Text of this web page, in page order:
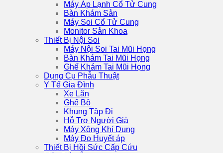
Máy Áp Lạnh Cổ Tử Cung
Bàn Khám Sản
Máy Soi Cổ Tử Cung
Monitor Sản Khoa
Thiết Bị Nội Soi
Máy Nội Soi Tai Mũi Họng
Bàn Khám Tai Mũi Họng
Ghế Khám Tai Mũi Họng
Dụng Cụ Phẫu Thuật
Y Tế Gia Đình
Xe Lăn
Ghế Bô
Khung Tập Đi
Hỗ Trợ Người Già
Máy Xông Khí Dung
Máy Đo Huyết áp
Thiết Bị Hồi Sức Cấp Cứu